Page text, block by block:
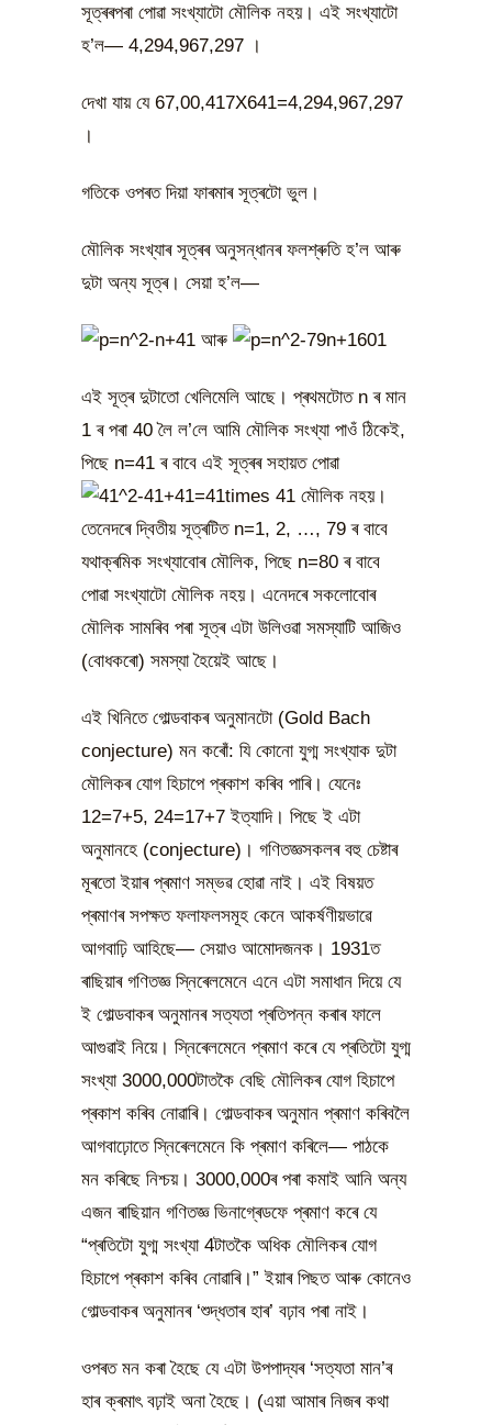
সূত্ৰৰপৰা পোৱা সংখ্যাটো মৌলিক নহয়। এই সংখ্যাটো
হ’ল— 4,294,967,297 ।
দেখা যায় যে 67,00,417X641=4,294,967,297
।
গতিকে ওপৰত দিয়া ফাৰমাৰ সূত্ৰটো ভুল।
মৌলিক সংখ্যাৰ সূত্ৰৰ অনুসন্ধানৰ ফলশ্ৰুতি হ’ল আৰু
দুটা অন্য সূত্ৰ। সেয়া হ’ল—
আৰু
এই সূত্ৰ দুটাতো খেলিমেলি আছে। প্ৰথমটোত n ৰ মান
1 ৰ পৰা 40 লৈ ল’লে আমি মৌলিক সংখ্যা পাওঁ ঠিকেই,
পিছে n=41 ৰ বাবে এই সূত্ৰৰ সহায়ত পোৱা
মৌলিক নহয়।
তেনেদৰে দ্বিতীয় সূত্ৰটিত n=1, 2, …, 79 ৰ বাবে
যথাক্ৰমিক সংখ্যাবোৰ মৌলিক, পিছে n=80 ৰ বাবে
পোৱা সংখ্যাটো মৌলিক নহয়। এনেদৰে সকলোবোৰ
মৌলিক সামৰিব পৰা সূত্ৰ এটা উলিওৱা সমস্যাটি আজিও
(বোধকৰো) সমস্যা হৈয়েই আছে।
এই খিনিতে গোল্ডবাকৰ অনুমানটো (Gold Bach
conjecture) মন কৰোঁ: যি কোনো যুগ্ম সংখ্যাক দুটা
মৌলিকৰ যোগ হিচাপে প্ৰকাশ কৰিব পাৰি। যেনেঃ
12=7+5, 24=17+7 ইত্যাদি। পিছে ই এটা
অনুমানহে (conjecture)। গণিতজ্ঞসকলৰ বহু চেষ্টাৰ
মূৰতো ইয়াৰ প্ৰমাণ সম্ভৱ হোৱা নাই। এই বিষয়ত
প্ৰমাণৰ সপক্ষত ফলাফলসমূহ কেনে আকৰ্ষণীয়ভাৱে
আগবাঢ়ি আহিছে— সেয়াও আমোদজনক। 1931ত
ৰাছিয়াৰ গণিতজ্ঞ স্নিৰেলমেনে এনে এটা সমাধান দিয়ে যে
ই গোল্ডবাকৰ অনুমানৰ সত্যতা প্ৰতিপন্ন কৰাৰ ফালে
আগুৱাই নিয়ে। স্নিৰেলমেনে প্ৰমাণ কৰে যে প্ৰতিটো যুগ্ম
সংখ্যা 3000,000টাতকৈ বেছি মৌলিকৰ যোগ হিচাপে
প্ৰকাশ কৰিব নোৱাৰি। গোল্ডবাকৰ অনুমান প্ৰমাণ কৰিবলৈ
আগবাঢ়োতে স্নিৰেলমেনে কি প্ৰমাণ কৰিলে— পাঠকে
মন কৰিছে নিশ্চয়। 3000,000ৰ পৰা কমাই আনি অন্য
এজন ৰাছিয়ান গণিতজ্ঞ ভিনাগ্ৰেডফে প্ৰমাণ কৰে যে
“প্ৰতিটো যুগ্ম সংখ্যা 4টাতকৈ অধিক মৌলিকৰ যোগ
হিচাপে প্ৰকাশ কৰিব নোৱাৰি।” ইয়াৰ পিছত আৰু কোনেও
গোল্ডবাকৰ অনুমানৰ ‘শুদ্ধতাৰ হাৰ’ বঢ়াব পৰা নাই।
ওপৰত মন কৰা হৈছে যে এটা উপপাদ্যৰ ‘সত্যতা মান’ৰ
হাৰ ক্ৰমাৎ বঢ়াই অনা হৈছে। (এয়া আমাৰ নিজৰ কথা